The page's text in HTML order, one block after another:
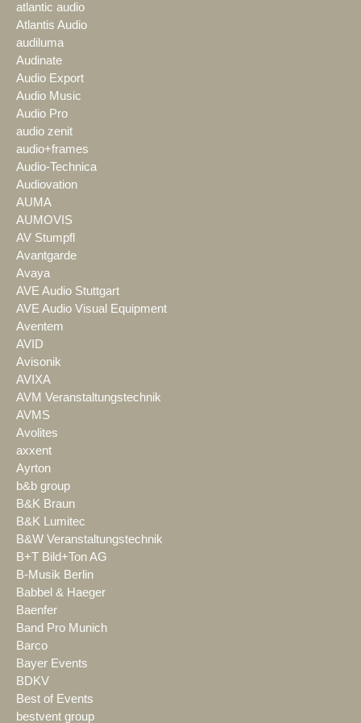
atlantic audio
Atlantis Audio
audiluma
Audinate
Audio Export
Audio Music
Audio Pro
audio zenit
audio+frames
Audio-Technica
Audiovation
AUMA
AUMOVIS
AV Stumpfl
Avantgarde
Avaya
AVE Audio Stuttgart
AVE Audio Visual Equipment
Aventem
AVID
Avisonik
AVIXA
AVM Veranstaltungstechnik
AVMS
Avolites
axxent
Ayrton
b&b group
B&K Braun
B&K Lumitec
B&W Veranstaltungstechnik
B+T Bild+Ton AG
B-Musik Berlin
Babbel & Haeger
Baenfer
Band Pro Munich
Barco
Bayer Events
BDKV
Best of Events
bestvent group